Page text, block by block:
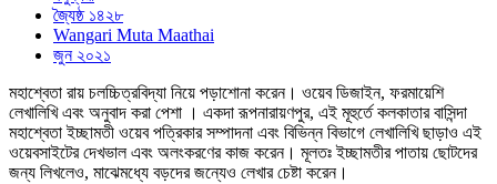
জ্যৈষ্ঠ ১৪২৮
Wangari Muta Maathai
জুন ২০২১
মহাশ্বেতা রায় চলচ্চিত্রবিদ্যা নিয়ে পড়াশোনা করেন। ওয়েব ডিজাইন, ফরমায়েশি
লেখালিখি এবং অনুবাদ করা পেশা । একদা রূপনারায়ণপুর, এই মূহুর্তে কলকাতার বাসিন্দা
মহাশ্বেতা ইচ্ছামতী ওয়েব পত্রিকার সম্পাদনা এবং বিভিন্ন বিভাগে লেখালিখি ছাড়াও এই
ওয়েবসাইটের দেখভাল এবং অলংকরণের কাজ করেন। মূলতঃ ইচ্ছামতীর পাতায় ছোটদের
জন্য লিখলেও, মাঝেমধ্যে বড়দের জন্যেও লেখার চেষ্টা করেন।